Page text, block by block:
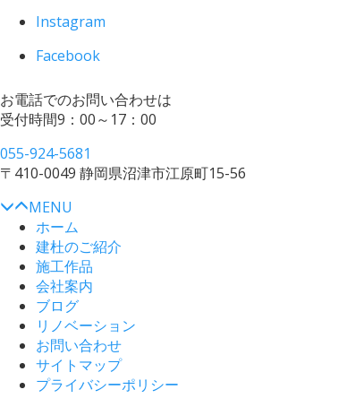
Instagram
Facebook
お電話でのお問い合わせは
受付時間9：00～17：00
055-924-5681
〒410-0049 静岡県沼津市江原町15-56
MENU
ホーム
建杜のご紹介
施工作品
会社案内
ブログ
リノベーション
お問い合わせ
サイトマップ
プライバシーポリシー